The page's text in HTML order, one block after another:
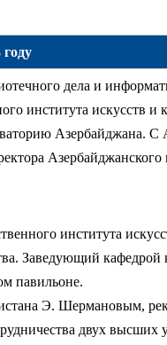
дела и
института искусств и
Азербайджана. С
Азербайджанского
института
Заведующий
павильоне.
Э. Шермановым,
двух высших